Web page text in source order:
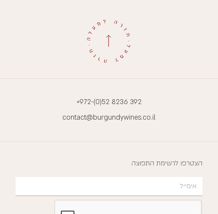
+972-(0)52 8236 392
contact@burgundywines.co.il
הצטרפו לרשימת התפוצה